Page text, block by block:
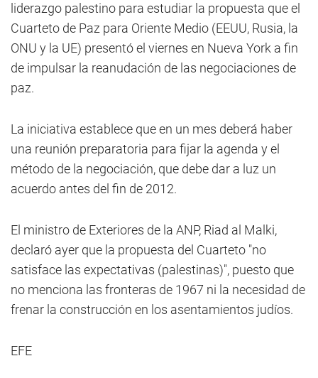
liderazgo palestino para estudiar la propuesta que el
Cuarteto de Paz para Oriente Medio (EEUU, Rusia, la
ONU y la UE) presentó el viernes en Nueva York a fin
de impulsar la reanudación de las negociaciones de
paz.
La iniciativa establece que en un mes deberá haber
una reunión preparatoria para fijar la agenda y el
método de la negociación, que debe dar a luz un
acuerdo antes del fin de 2012.
El ministro de Exteriores de la ANP, Riad al Malki,
declaró ayer que la propuesta del Cuarteto "no
satisface las expectativas (palestinas)", puesto que
no menciona las fronteras de 1967 ni la necesidad de
frenar la construcción en los asentamientos judíos.
EFE